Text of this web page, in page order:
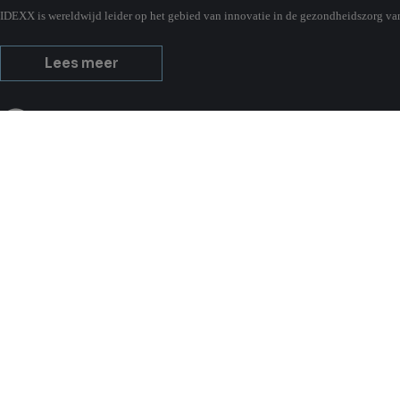
IDEXX is wereldwijd leider op het gebied van innovatie in de gezondheidszorg
Lees meer